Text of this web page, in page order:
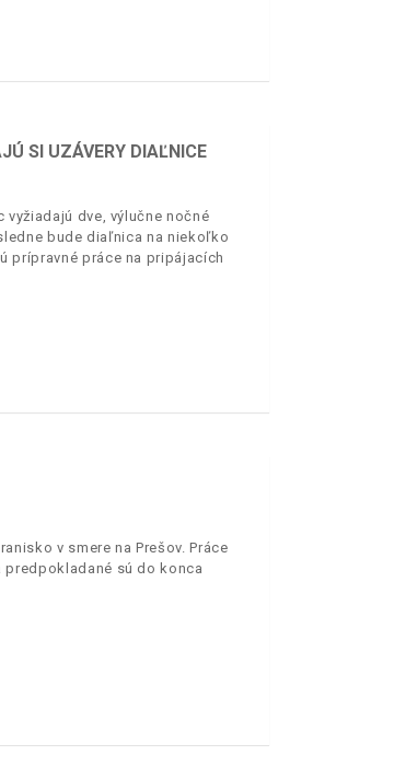
SI UZÁVERY DIAĽNICE
dve, výlučne nočné
bude diaľnica na niekoľko
prípravné práce na pripájacích
v smere na Prešov. Práce
sú do konca